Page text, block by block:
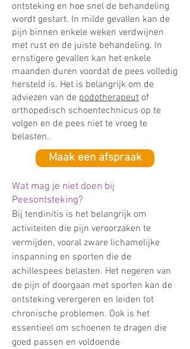
ontsteking en hoe snel de behandeling
wordt gestart. In milde gevallen kan de
pijn binnen enkele weken verdwijnen
met rust en de juiste behandeling. In
ernstigere gevallen kan het enkele
maanden duren voordat de pees volledig
hersteld is. Het is belangrijk om de
adviezen van de podotherapeut of
orthopedisch schoentechnicus op te
volgen en de pees niet te vroeg te
belasten.
Maak een afspraak
Wat mag je niet doen bij
Peesontsteking?
Bij tendinitis is het belangrijk om
activiteiten die pijn veroorzaken te
vermijden, vooral zware lichamelijke
inspanning en sporten die de
achillespees belasten. Het negeren van
de pijn of doorgaan met sporten kan de
ontsteking verergeren en leiden tot
chronische problemen. Ook is het
essentieel om schoenen te dragen die
goed passen en voldoende